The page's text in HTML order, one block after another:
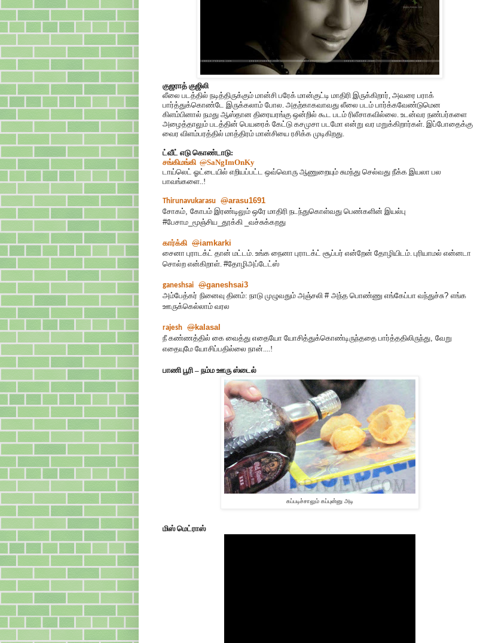
குஜராத் குஜிலி
லீலை படத்தில் நடித்திருக்கும் மான்சி பரேக் மான்குட்டி மாதிரி இருக்கிறார், அவரை பராக்
பார்த்துக்கொண்டே இருக்கலாம் போல. அதற்காகவாவது லீலை படம் பார்க்கவேண்டுமென
கிளம்பினால் நமது ஆஸ்தான திரையரங்கு ஒன்றில் கூட படம் ரிலீசாகவில்லை. உடன்வர நண்பர்களை
அழைத்தாலும் படத்தின் பெயரைக் கேட்டு கசமுசா படமோ என்று வர மறுக்கிறார்கள். இப்போதைக்கு
வைர விளம்பரத்தில் மாத்திரம் மான்சியை ரசிக்க முடிகிறது.
ட்வீட் எடு கொண்டாடு:
சங்கிமங்கி @SaNgImOnKy
டாய்லெட் ஓட்டையில் எறியப்பட்ட ஒவ்வொரு ஆணுறையும் சுமந்து செல்வது நீக்க இயலா பல
பாவங்களை..!
Thirunavukarasu @arasu1691
சோகம் கோபம் இரண்டிலும் ஒரே மாதிரி நடந்துகொள்வது பெண்களின் இயல்பு
#பேசாம மூஞ்சிய தூக்கி வச்சுக்கறது
கார்க்கி @iamkarki
சைனா புராடக்ட் தான் மட்டம். உங்க நைனா புராடக்ட் சூப்பர் என்றேன் தோழியிடம். புரியாமல் என்னடா
சொல்ற என்கிறாள். #தோழிஅப்டேட்ஸ்
ganeshsai @ganeshsai3
அம்பேத்கர் நினைவு தினம்: நாடு முழுவதும் அஞ்சலி # அந்த பொண்ணு எங்கேப்பா வந்துச்சு? எங்க
ஊருக்கெல்லாம் வரல
rajesh @kalasal
நீ கண்ணத்தில் கை வைத்து எதையோ யோசித்துக்கொண்டிருந்ததை பார்த்ததிலிருந்து வேறு
எதையுமே யோசிப்பதில்லை நான்....!
பாணி பூரி – நம்ம ஊரு ஸ்டைல்
கப்படிச்சாலும் கப்புன்னு அடி
மிஸ் மெட்ராஸ்